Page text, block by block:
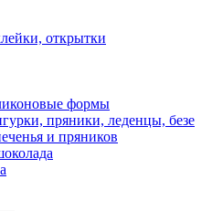
открытки
формы
пряники, леденцы, безе
и пряников